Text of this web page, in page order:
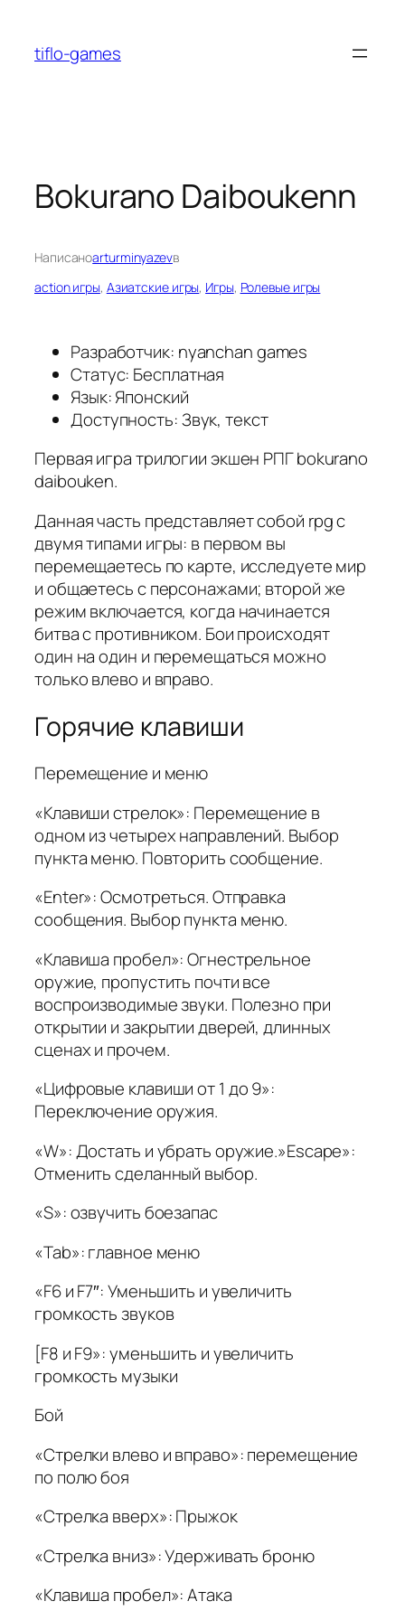
содержимому
tiflo-games
Bokurano Daiboukenn
Написаноarturminyazevв
action игры, Азиатские игры, Игры, Ролевые игры
Разработчик: nyanchan games
Статус: Бесплатная
Язык: Японский
Доступность: Звук, текст
Первая игра трилогии экшен РПГ bokurano
daibouken.
Данная часть представляет собой rpg с
двумя типами игры: в первом вы
перемещаетесь по карте, исследуете мир
и общаетесь с персонажами; второй же
режим включается, когда начинается
битва с противником. Бои происходят
один на один и перемещаться можно
только влево и вправо.
Горячие клавиши
Перемещение и меню
«Клавиши стрелок»: Перемещение в
одном из четырех направлений. Выбор
пункта меню. Повторить сообщение.
«Enter»: Осмотреться. Отправка
сообщения. Выбор пункта меню.
«Клавиша пробел»: Огнестрельное
оружие, пропустить почти все
воспроизводимые звуки. Полезно при
открытии и закрытии дверей, длинных
сценах и прочем.
«Цифровые клавиши от 1 до 9»:
Переключение оружия.
«W»: Достать и убрать оружие.»Escape»:
Отменить сделанный выбор.
«S»: озвучить боезапас
«Tab»: главное меню
«F6 и F7″: Уменьшить и увеличить
громкость звуков
[F8 и F9»: уменьшить и увеличить
громкость музыки
Бой
«Стрелки влево и вправо»: перемещение
по полю боя
«Стрелка вверх»: Прыжок
«Стрелка вниз»: Удерживать броню
«Клавиша пробел»: Атака